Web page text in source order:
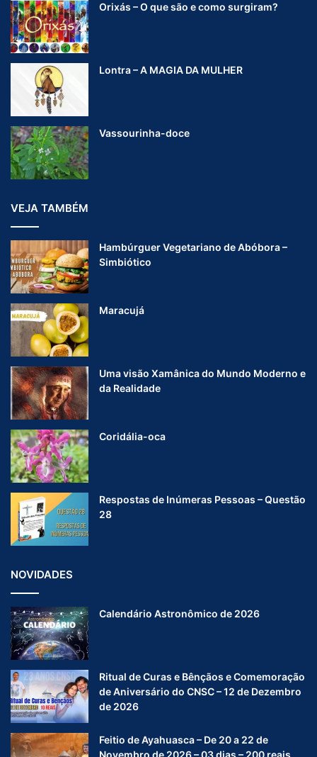
Orixás – O que são e como surgiram?
Lontra – A MAGIA DA MULHER
Vassourinha-doce
VEJA TAMBÉM
Hambúrguer Vegetariano de Abóbora –
Simbiótico
Maracujá
Uma visão Xamânica do Mundo Moderno e
da Realidade
Coridália-oca
Respostas de Inúmeras Pessoas – Questão
28
NOVIDADES
Calendário Astronômico de 2026
Ritual de Curas e Bênçãos e Comemoração
de Aniversário do CNSC – 12 de Dezembro
de 2026
Feitio de Ayahuasca – De 20 a 22 de
Novembro de 2026 – 03 dias – 200 reais